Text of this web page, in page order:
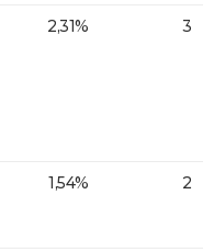
2,31% 3
1,54% 2